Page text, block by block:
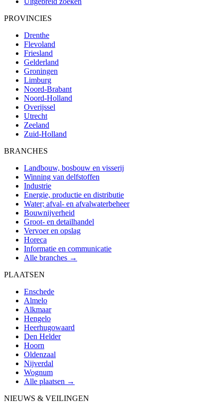
PROVINCIES
Drenthe
Flevoland
Friesland
Gelderland
Groningen
Limburg
Noord-Brabant
Noord-Holland
Overijssel
Utrecht
Zeeland
Zuid-Holland
BRANCHES
Landbouw, bosbouw en visserij
Winning van delfstoffen
Industrie
Energie, productie en distributie
Water; afval- en afvalwaterbeheer
Bouwnijverheid
Groot- en detailhandel
Vervoer en opslag
Horeca
Informatie en communicatie
Alle branches →
PLAATSEN
Enschede
Almelo
Alkmaar
Hengelo
Heerhugowaard
Den Helder
Hoorn
Oldenzaal
Nijverdal
Wognum
Alle plaatsen →
NIEUWS & VEILINGEN